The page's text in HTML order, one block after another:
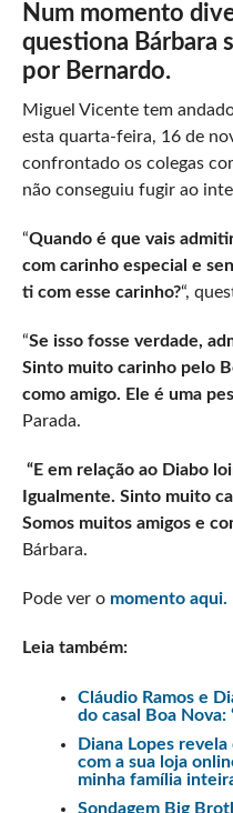
Num momento
questiona Bárbara
por Bernardo.
Miguel Vicente tem
esta quarta-feira, 16 de
confrontado os colegas
não conseguiu fugir ao
“Quando é que vais
com carinho especial e
ti com esse carinho?“,
“Se isso fosse verdade,
Sinto muito carinho pelo
como amigo. Ele é uma
Parada.
“E em relação ao Diabo
Igualmente. Sinto muito
Somos muitos amigos e
Bárbara.
Pode ver omomento aqui.
Leia também:
Cláudio Ramos e
do casal Boa Nova:
Diana Lopes
com a sua loja
minha família
Sondagem Big